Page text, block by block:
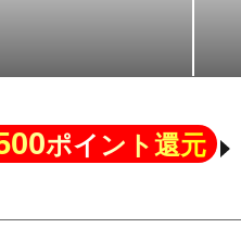
ポイント還元